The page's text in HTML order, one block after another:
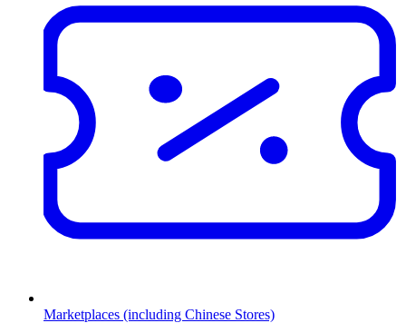
Marketplaces (including Chinese Stores)